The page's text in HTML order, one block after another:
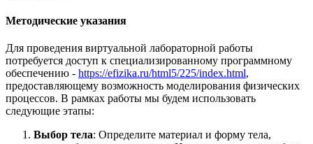
Методические указания
Для проведения виртуальной лабораторной работы
потребуется доступ к специализированному программному
обеспечению - https://efizika.ru/html5/225/index.html,
предоставляющему возможность моделирования физических
процессов. В рамках работы мы будем использовать
следующие этапы:
Выбор тела: Определите материал и форму тела,